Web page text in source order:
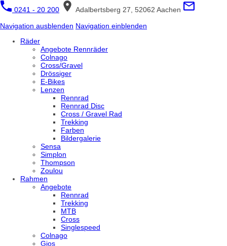
0241 - 20 200
Adalbertsberg 27, 52062 Aachen
Navigation ausblenden Navigation einblenden
Räder
Angebote Rennräder
Colnago
Cross/Gravel
Drössiger
E-Bikes
Lenzen
Rennrad
Rennrad Disc
Cross / Gravel Rad
Trekking
Farben
Bildergalerie
Sensa
Simplon
Thompson
Zoulou
Rahmen
Angebote
Rennrad
Trekking
MTB
Cross
Singlespeed
Colnago
Gios